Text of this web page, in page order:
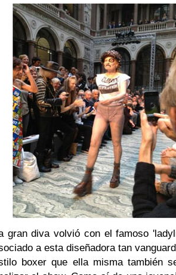
gran diva volvió con el famoso
a esta diseñadora tan
boxer que ella misma también